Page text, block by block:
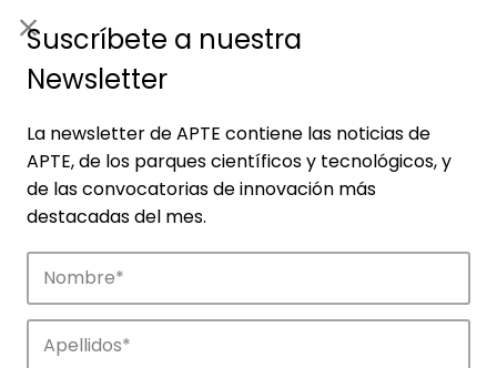
Empresas
Suscríbete a nuestra
Newsletter
La newsletter de APTE contiene las noticias de
APTE, de los parques científicos y tecnológicos, y
de las convocatorias de innovación más
destacadas del mes.